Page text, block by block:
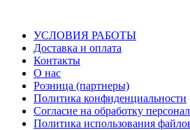
УСЛОВИЯ РАБОТЫ
Доставка и оплата
Контакты
О наc
Розница (партнеры)
Политика конфиденциальности
Согласие на обработку
Политика использования